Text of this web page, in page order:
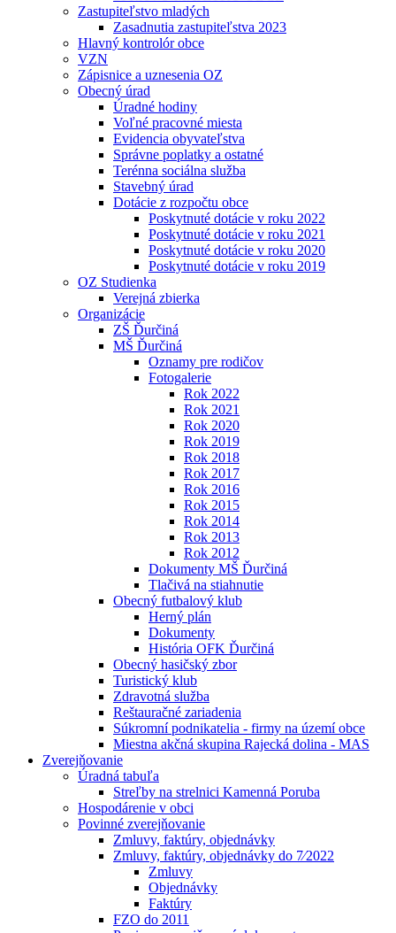
Zastupiteľstvo mladých
Zasadnutia zastupiteľstva 2023
Hlavný kontrolór obce
VZN
Zápisnice a uznesenia OZ
Obecný úrad
Úradné hodiny
Voľné pracovné miesta
Evidencia obyvateľstva
Správne poplatky a ostatné
Terénna sociálna služba
Stavebný úrad
Dotácie z rozpočtu obce
Poskytnuté dotácie v roku 2022
Poskytnuté dotácie v roku 2021
Poskytnuté dotácie v roku 2020
Poskytnuté dotácie v roku 2019
OZ Studienka
Verejná zbierka
Organizácie
ZŠ Ďurčiná
MŠ Ďurčiná
Oznamy pre rodičov
Fotogalerie
Rok 2022
Rok 2021
Rok 2020
Rok 2019
Rok 2018
Rok 2017
Rok 2016
Rok 2015
Rok 2014
Rok 2013
Rok 2012
Dokumenty MŠ Ďurčiná
Tlačivá na stiahnutie
Obecný futbalový klub
Herný plán
Dokumenty
História OFK Ďurčiná
Obecný hasičský zbor
Turistický klub
Zdravotná služba
Reštauračné zariadenia
Súkromní podnikatelia - firmy na území obce
Miestna akčná skupina Rajecká dolina - MAS
Zverejňovanie
Úradná tabuľa
Streľby na strelnici Kamenná Poruba
Hospodárenie v obci
Povinné zverejňovanie
Zmluvy, faktúry, objednávky
Zmluvy, faktúry, objednávky do 7⁄2022
Zmluvy
Objednávky
Faktúry
FZO do 2011